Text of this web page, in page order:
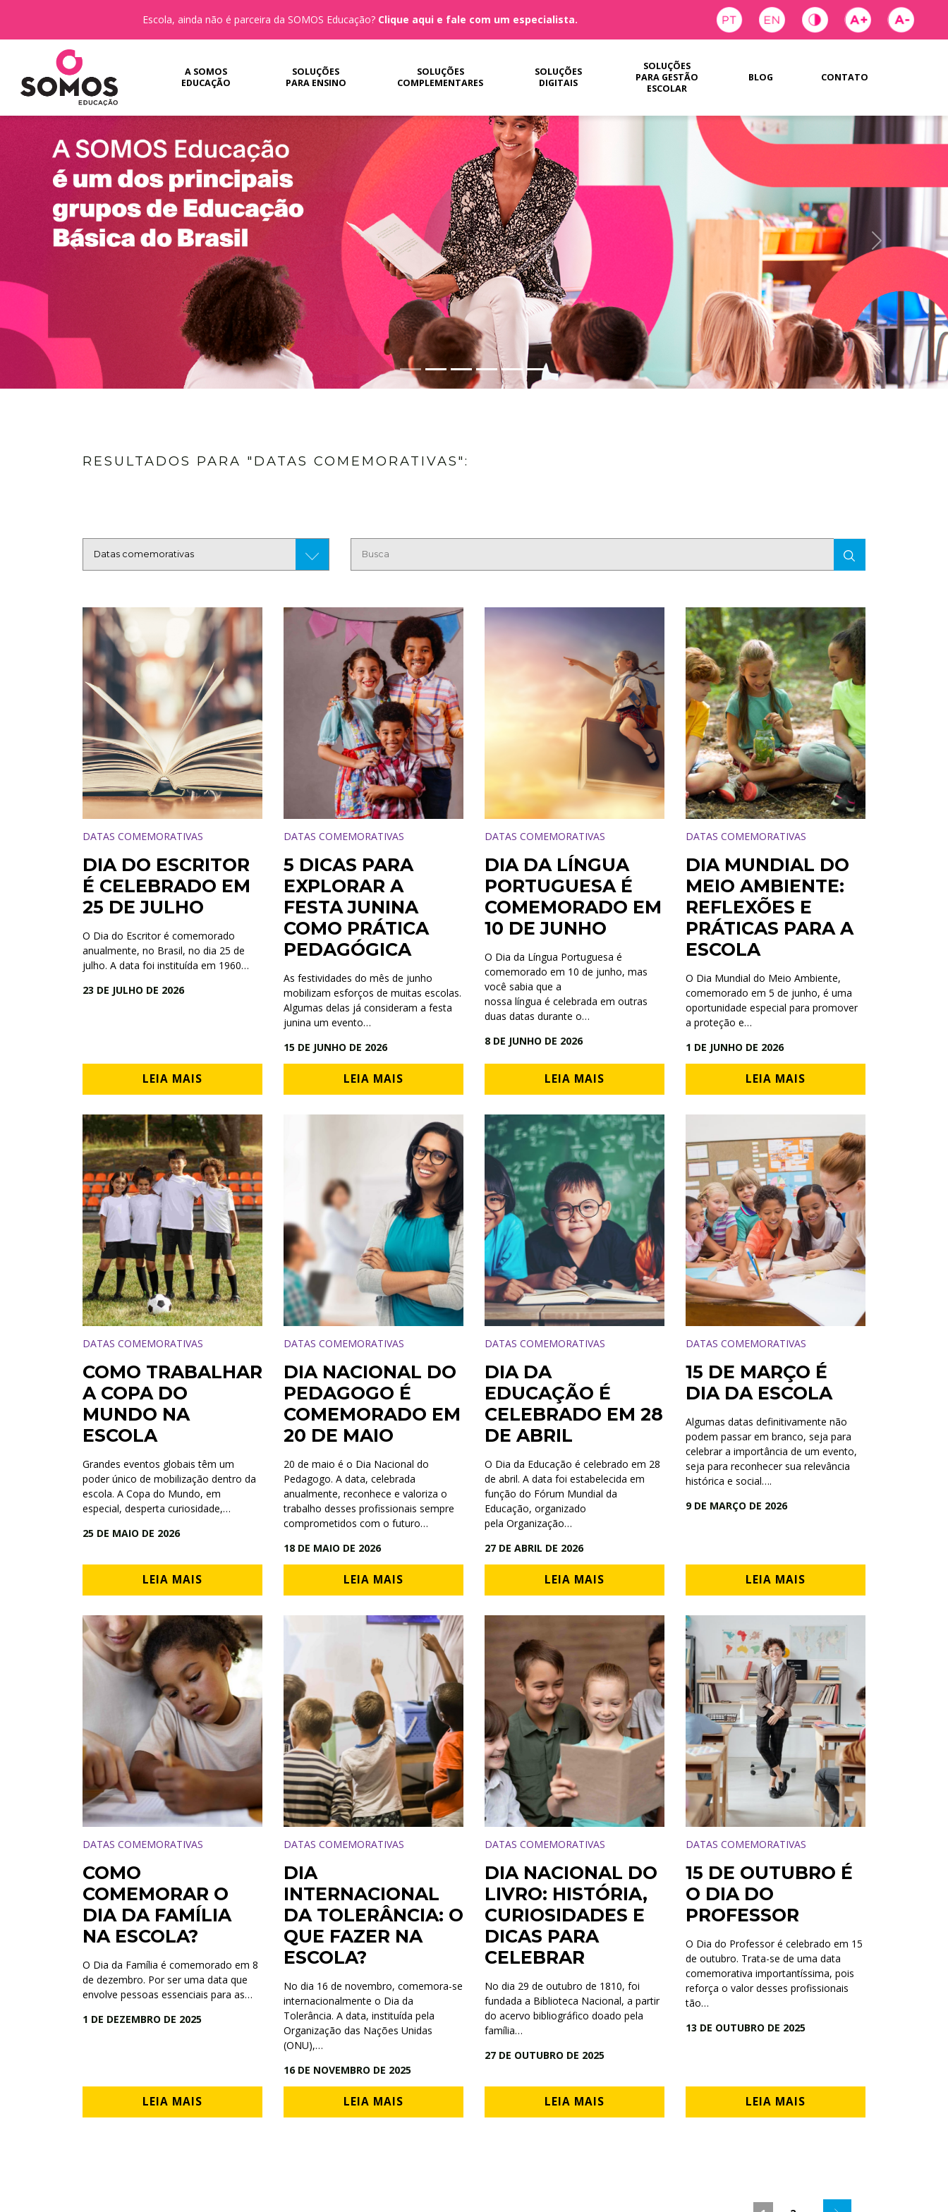
Escola, ainda não é parceira da SOMOS Educação? Clique aqui e fale com um especialista.
A SOMOS
EDUCAÇÃO
SOLUÇÕES
PARA ENSINO
SOLUÇÕES
COMPLEMENTARES
SOLUÇÕES
DIGITAIS
SOLUÇÕES
PARA GESTÃO
ESCOLAR
BLOG CONTATO
RESULTADOS PARA "DATAS COMEMORATIVAS":
DATAS COMEMORATIVAS
DIA DO ESCRITOR
É CELEBRADO EM
25 DE JULHO
O Dia do Escritor é comemorado
anualmente, no Brasil, no dia 25 de
julho. A data foi instituída em 1960…
23 DE JULHO DE 2026
LEIA MAIS
DATAS COMEMORATIVAS
5 DICAS PARA
EXPLORAR A
FESTA JUNINA
COMO PRÁTICA
PEDAGÓGICA
As festividades do mês de junho
mobilizam esforços de muitas escolas.
Algumas delas já consideram a festa
junina um evento…
15 DE JUNHO DE 2026
LEIA MAIS
DATAS COMEMORATIVAS
DIA DA LÍNGUA
PORTUGUESA É
COMEMORADO EM
10 DE JUNHO
O Dia da Língua Portuguesa é
comemorado em 10 de junho, mas
você sabia que a
nossa língua é celebrada em outras
duas datas durante o…
8 DE JUNHO DE 2026
LEIA MAIS
DATAS COMEMORATIVAS
DIA MUNDIAL DO
MEIO AMBIENTE:
REFLEXÕES E
PRÁTICAS PARA A
ESCOLA
O Dia Mundial do Meio Ambiente,
comemorado em 5 de junho, é uma
oportunidade especial para promover
a proteção e…
1 DE JUNHO DE 2026
LEIA MAIS
DATAS COMEMORATIVAS
COMO TRABALHAR
A COPA DO
MUNDO NA
ESCOLA
Grandes eventos globais têm um
poder único de mobilização dentro da
escola. A Copa do Mundo, em
especial, desperta curiosidade,…
25 DE MAIO DE 2026
LEIA MAIS
DATAS COMEMORATIVAS
DIA NACIONAL DO
PEDAGOGO É
COMEMORADO EM
20 DE MAIO
20 de maio é o Dia Nacional do
Pedagogo. A data, celebrada
anualmente, reconhece e valoriza o
trabalho desses profissionais sempre
comprometidos com o futuro…
18 DE MAIO DE 2026
LEIA MAIS
DATAS COMEMORATIVAS
DIA DA
EDUCAÇÃO É
CELEBRADO EM 28
DE ABRIL
O Dia da Educação é celebrado em 28
de abril. A data foi estabelecida em
função do Fórum Mundial da
Educação, organizado
pela Organização…
27 DE ABRIL DE 2026
LEIA MAIS
DATAS COMEMORATIVAS
15 DE MARÇO É
DIA DA ESCOLA
Algumas datas definitivamente não
podem passar em branco, seja para
celebrar a importância de um evento,
seja para reconhecer sua relevância
histórica e social….
9 DE MARÇO DE 2026
LEIA MAIS
DATAS COMEMORATIVAS
COMO
COMEMORAR O
DIA DA FAMÍLIA
NA ESCOLA?
O Dia da Família é comemorado em 8
de dezembro. Por ser uma data que
envolve pessoas essenciais para as…
1 DE DEZEMBRO DE 2025
LEIA MAIS
DATAS COMEMORATIVAS
DIA
INTERNACIONAL
DA TOLERÂNCIA: O
QUE FAZER NA
ESCOLA?
No dia 16 de novembro, comemora-se
internacionalmente o Dia da
Tolerância. A data, instituída pela
Organização das Nações Unidas
(ONU),…
16 DE NOVEMBRO DE 2025
LEIA MAIS
DATAS COMEMORATIVAS
DIA NACIONAL DO
LIVRO: HISTÓRIA,
CURIOSIDADES E
DICAS PARA
CELEBRAR
No dia 29 de outubro de 1810, foi
fundada a Biblioteca Nacional, a partir
do acervo bibliográfico doado pela
família…
27 DE OUTUBRO DE 2025
LEIA MAIS
DATAS COMEMORATIVAS
15 DE OUTUBRO É
O DIA DO
PROFESSOR
O Dia do Professor é celebrado em 15
de outubro. Trata-se de uma data
comemorativa importantíssima, pois
reforça o valor desses profissionais
tão…
13 DE OUTUBRO DE 2025
LEIA MAIS